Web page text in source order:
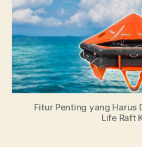
Fitur Penting yang Harus
Life Raft